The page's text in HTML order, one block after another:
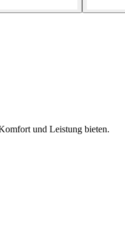
und Leistung bieten.